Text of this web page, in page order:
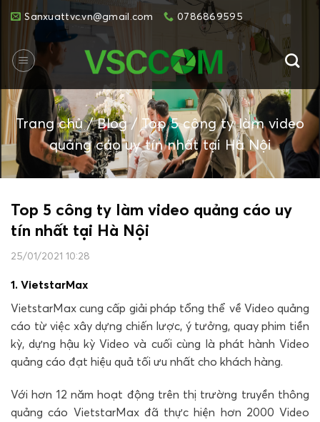
content
Sanxuattvc.vn@gmail.com 0786869595
Trang chủ/Blog/ Top 5 công ty làm video
quảng cáo uy tín nhất tại Hà Nội
Top 5 công ty làm video quảng cáo uy
tín nhất tại Hà Nội
25/01/2021 10:28
1. VietstarMax
VietstarMax cung cấp giải pháp tổng thể về Video quảng
cáo từ việc xây dựng chiến lược, ý tưởng, quay phim tiền
kỳ, dựng hậu kỳ Video và cuối cùng là phát hành Video
quảng cáo đạt hiệu quả tối ưu nhất cho khách hàng.
Với hơn 12 năm hoạt động trên thị trường truyền thông
quảng cáo VietstarMax đã thực hiện hơn 2000 Video